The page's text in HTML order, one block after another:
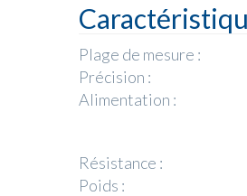
Plage de mesure :
Précision :
Alimentation :
Résistance :
Poids :